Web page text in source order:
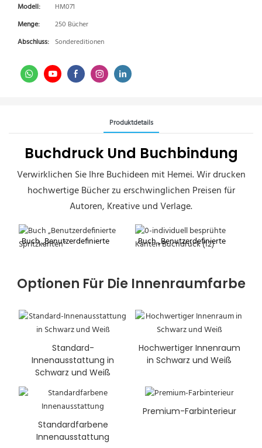
Modell:
HM071
Menge:
250 Bücher
Abschluss: Sondereditionen
Produktdetails
Buchdruck Und Buchbindung
Verwirklichen Sie Ihre Buchideen mit Hemei. Wir drucken
hochwertige Bücher zu erschwinglichen Preisen für
Autoren, Kreative und Verlage.
Buch „Benutzerdefinierte
Buch „Benutzerdefinierte
Optionen Für Die Innenraumfarbe
Standard-
Innenausstattung in
Schwarz und Weiß
Hochwertiger Innenraum
in Schwarz und Weiß
Standardfarbene
Innenausstattung
Premium-Farbinterieur